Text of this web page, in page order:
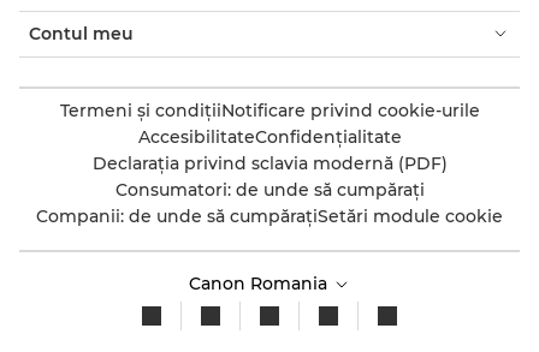
Contul meu
Termeni şi condiţiiNotificare privind cookie-urile
AccesibilitateConfidenţialitate
Declaraţia privind sclavia modernă (PDF)
Consumatori: de unde să cumpăraţi
Companii: de unde să cumpăraţiSetări module cookie
Canon Romania